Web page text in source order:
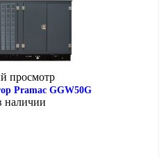
просмотр
Pramac GGW50G
наличии